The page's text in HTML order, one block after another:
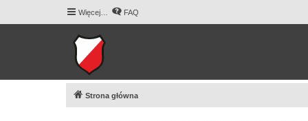
Więcej… FAQ
Strona główna